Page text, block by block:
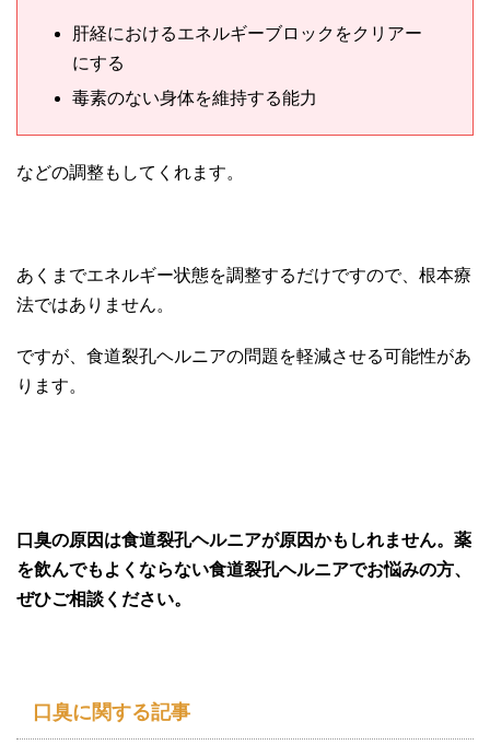
肝経におけるエネルギーブロックをクリアー
にする
毒素のない身体を維持する能力
などの調整もしてくれます。
あくまでエネルギー状態を調整するだけですので、根本療
法ではありません。
ですが、食道裂孔ヘルニアの問題を軽減させる可能性があ
ります。
口臭の原因は食道裂孔ヘルニアが原因かもしれません。薬
を飲んでもよくならない食道裂孔ヘルニアでお悩みの方、
ぜひご相談ください。
口臭に関する記事